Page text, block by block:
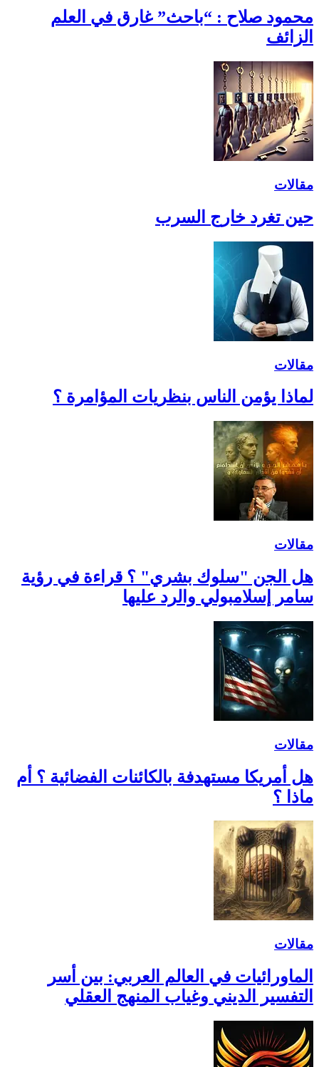
محمود صلاح : “باحث” غارق في العلم
الزائف
مقالات
حين تغرد خارج السرب
مقالات
لماذا يؤمن الناس بنظريات المؤامرة ؟
مقالات
هل الجن "سلوك بشري" ؟ قراءة في رؤية
سامر إسلامبولي والرد عليها
مقالات
هل أمريكا مستهدفة بالكائنات الفضائية ؟ أم
ماذا ؟
مقالات
الماورائيات في العالم العربي: بين أسر
التفسير الديني وغياب المنهج العقلي